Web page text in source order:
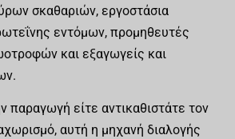
σκαθαριών, εργοστάσια
εντόμων, προμηθευτές
και εξαγωγείς και
παραγωγή είτε αντικαθιστάτε τον
αυτή η μηχανή διαλογής